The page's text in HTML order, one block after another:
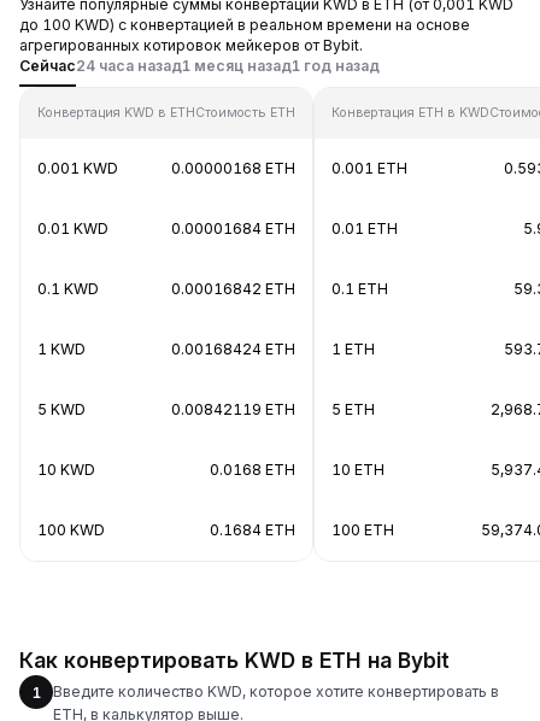
Узнайте популярные суммы конвертации KWD в ETH (от 0,001 KWD
до 100 KWD) с конвертацией в реальном времени на основе
агрегированных котировок мейкеров от Bybit.
Сейчас24 часа назад1 месяц назад1 год назад
Конвертация KWD в ETHСтоимость ETH
0.001 KWD 0.00000168 ETH
0.01 KWD 0.00001684 ETH
0.1 KWD 0.00016842 ETH
1 KWD 0.00168424 ETH
5 KWD 0.00842119 ETH
10 KWD 0.0168 ETH
100 KWD 0.1684 ETH
Конвертация ETH в KWD
0.001 ETH
0.01 ETH
0.1 ETH
1 ETH
5 ETH
10 ETH
100 ETH
Как конвертировать KWD в ETH на Bybit
1
Введите количество KWD, которое хотите конвертировать в
ETH, в калькулятор выше.